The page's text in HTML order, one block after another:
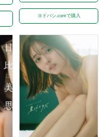
ヨドバシ.comで購入